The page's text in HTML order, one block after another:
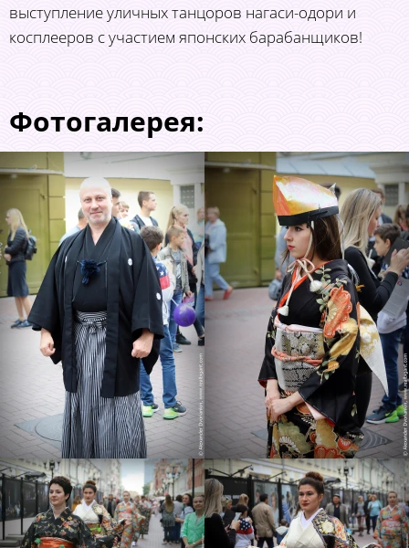
выступление уличных танцоров нагаси-одори и
косплееров с участием японских барабанщиков!
Фотогалерея: